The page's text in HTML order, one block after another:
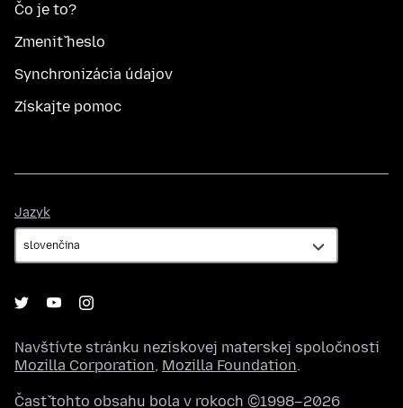
Čo je to?
Zmeniť heslo
Synchronizácia údajov
Získajte pomoc
Jazyk
Navštívte stránku neziskovej materskej spoločnosti
Mozilla Corporation, Mozilla Foundation.
Časť tohto obsahu bola v rokoch ©1998–2026